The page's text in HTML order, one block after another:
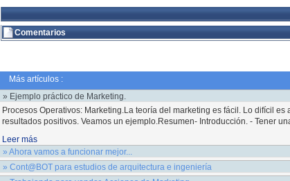
Comentarios
Más artículos :
» Ejemplo práctico de Marketing.
Procesos Operativos: Marketing.La teoría del marketing es fácil. Lo difícil
resultados positivos. Veamos un ejemplo.Resumen- Introducción. - Tener
Leer más
» Ahora vamos a funcionar mejor...
Hemos vuelto del verano, tiempodedicado al ocio y tiempo libre, o por lo
momento en cómo mejorar su empresa?. Pensamos que sí. ¿Lo
» Cont@BOT para estudios de arquitectura e ingeniería